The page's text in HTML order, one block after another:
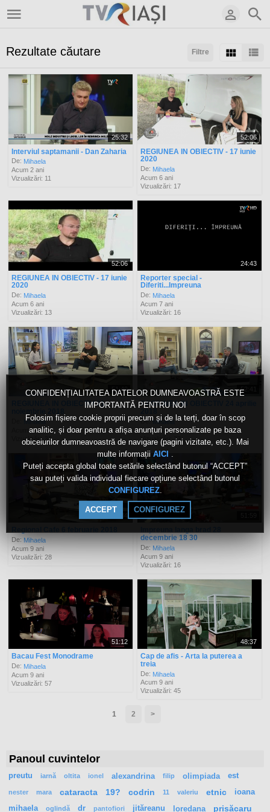
CONFIDENȚIALITATEA DATELOR DUMNEAVOASTRĂ ESTE
IMPORTANTĂ PENTRU NOI
Folosim fișiere cookie proprii precum și de la terți, doar în scop
analitic, și doar pentru a afișa anunțuri personalizate pe baza
obiceiurilor dumneavoastră de navigare (pagini vizitate, etc.). Mai
multe informații AICI
Puteți accepta global toate setările selectând butonul “ACCEPT”
sau puteți valida individual fiecare opțiune selectând butonul
CONFIGUREZ.
ACCEPT CONFIGUREZ
Filtre
Rezultate căutare
Sortaţi după:
Arată:
Rezultate/pagină:
25:32
Interviul saptamanii - Dan Zaharia
De: Mihaela
Acum 2 ani
Vizualizări: 11
52:06
REGIUNEA IN OBIECTIV - 17 iunie
2020
De: Mihaela
Acum 6 ani
Vizualizări: 17
52:06
REGIUNEA IN OBIECTIV - 17 iunie
2020
De: Mihaela
Acum 6 ani
Vizualizări: 13
24:43
Reporter special -
Diferiti...Impreuna
De: Mihaela
Acum 7 ani
Vizualizări: 16
51:40
REGIUNEA IN OBIECTIV 21
Mihaela
Acum 8 ani
Vizualizări: 31
52:41
REGIUNEA IN OBIECTIV 24 aprilie
De:Mihaela
Acum 8 ani
Vizualizări: 33
De: Mihaela
Acum 9 ani
Vizualizări: 28
decembrie 18 30
De: Mihaela
Acum 9 ani
Vizualizări: 16
51:12
Bacau Fest Monodrame
De: Mihaela
Acum 9 ani
Vizualizări: 57
48:37
Cap de afis - Arta la puterea a
treia
De: Mihaela
Acum 9 ani
Vizualizări: 45
1 2 >
Panoul cuvintelor
preutu iarnă oltita ionel alexandrina filip olimpiada est
nester mara cataracta 19? codrin 11 valeriu etnic
ioana
mihaela
oglindă dr pantofiori jităreanu loredana prisăcaru